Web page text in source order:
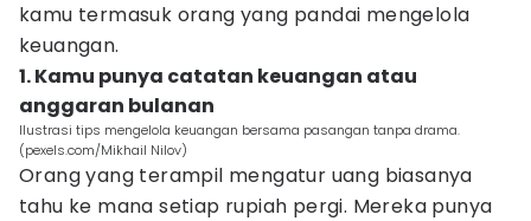
kamu termasuk orang yang pandai mengelola
keuangan.
1. Kamu punya catatan keuangan atau
anggaran bulanan
Ilustrasi tips mengelola keuangan bersama pasangan tanpa drama.
(pexels.com/Mikhail Nilov)
Orang yang terampil mengatur uang biasanya
tahu ke mana setiap rupiah pergi. Mereka punya